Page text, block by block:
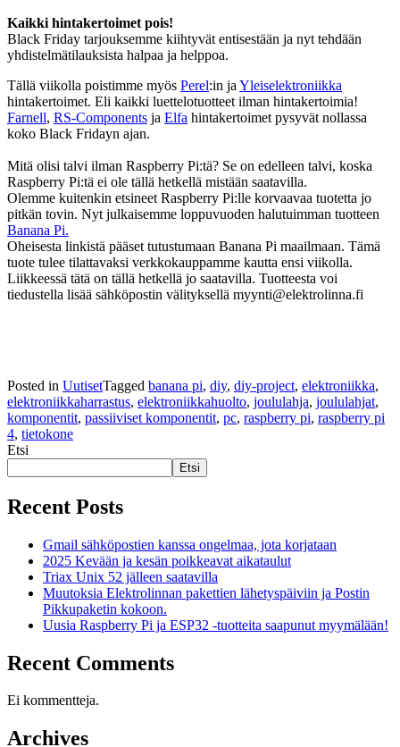
Kaikki hintakertoimet pois!
Black Friday tarjouksemme kiihtyvät entisestään ja nyt tehdään
yhdistelmätilauksista halpaa ja helppoa.
Tällä viikolla poistimme myös Perel:in ja Yleiselektroniikka
hintakertoimet. Eli kaikki luettelotuotteet ilman hintakertoimia!
Farnell, RS-Components ja Elfa hintakertoimet pysyvät nollassa
koko Black Fridayn ajan.
Mitä olisi talvi ilman Raspberry Pi:tä? Se on edelleen talvi, koska
Raspberry Pi:tä ei ole tällä hetkellä mistään saatavilla.
Olemme kuitenkin etsineet Raspberry Pi:lle korvaavaa tuotetta jo
pitkän tovin. Nyt julkaisemme loppuvuoden halutuimman tuotteen
Banana Pi.
Oheisesta linkistä pääset tutustumaan Banana Pi maailmaan. Tämä
tuote tulee tilattavaksi verkkokauppamme kautta ensi viikolla.
Liikkeessä tätä on tällä hetkellä jo saatavilla. Tuotteesta voi
tiedustella lisää sähköpostin välityksellä myynti@elektrolinna.fi
Posted in UutisetTagged banana pi, diy, diy-project, elektroniikka,
elektroniikkaharrastus, elektroniikkahuolto, joululahja, joululahjat,
komponentit, passiiviset komponentit, pc, raspberry pi, raspberry pi
4, tietokone
Etsi
Etsi
Recent Posts
Gmail sähköpostien kanssa ongelmaa, jota korjataan
2025 Kevään ja kesän poikkeavat aikataulut
Triax Unix 52 jälleen saatavilla
Muutoksia Elektrolinnan pakettien lähetyspäiviin ja Postin
Pikkupaketin kokoon.
Uusia Raspberry Pi ja ESP32 -tuotteita saapunut myymälään!
Recent Comments
Ei kommentteja.
Archives